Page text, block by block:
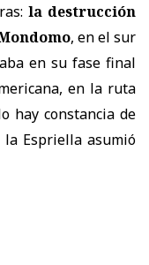
la destrucción
, en el sur
en su fase final
en la ruta
hay constancia de
la Espriella asumió